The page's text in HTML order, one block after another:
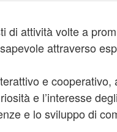
di attività volte a
attraverso
e
e l’interesse
e lo sviluppo di